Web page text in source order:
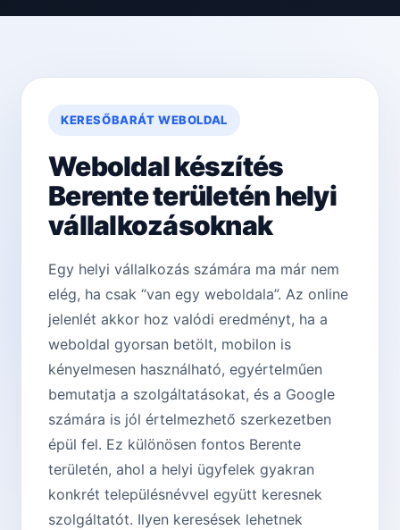
KERESŐBARÁT WEBOLDAL
Weboldal készítés
Berente területén helyi
vállalkozásoknak
Egy helyi vállalkozás számára ma már nem
elég, ha csak “van egy weboldala”. Az online
jelenlét akkor hoz valódi eredményt, ha a
weboldal gyorsan betölt, mobilon is
kényelmesen használható, egyértelműen
bemutatja a szolgáltatásokat, és a Google
számára is jól értelmezhető szerkezetben
épül fel. Ez különösen fontos Berente
területén, ahol a helyi ügyfelek gyakran
konkrét településnévvel együtt keresnek
szolgáltatót. Ilyen keresések lehetnek